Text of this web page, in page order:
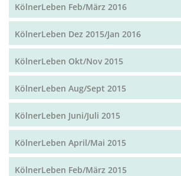
KölnerLeben Feb/März 2016
KölnerLeben Dez 2015/Jan 2016
KölnerLeben Okt/Nov 2015
KölnerLeben Aug/Sept 2015
KölnerLeben Juni/Juli 2015
KölnerLeben April/Mai 2015
KölnerLeben Feb/März 2015